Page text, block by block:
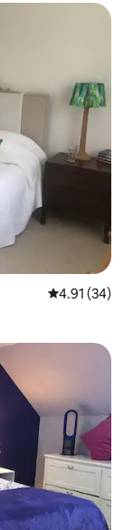
평점 4.91점
4.91 (34)